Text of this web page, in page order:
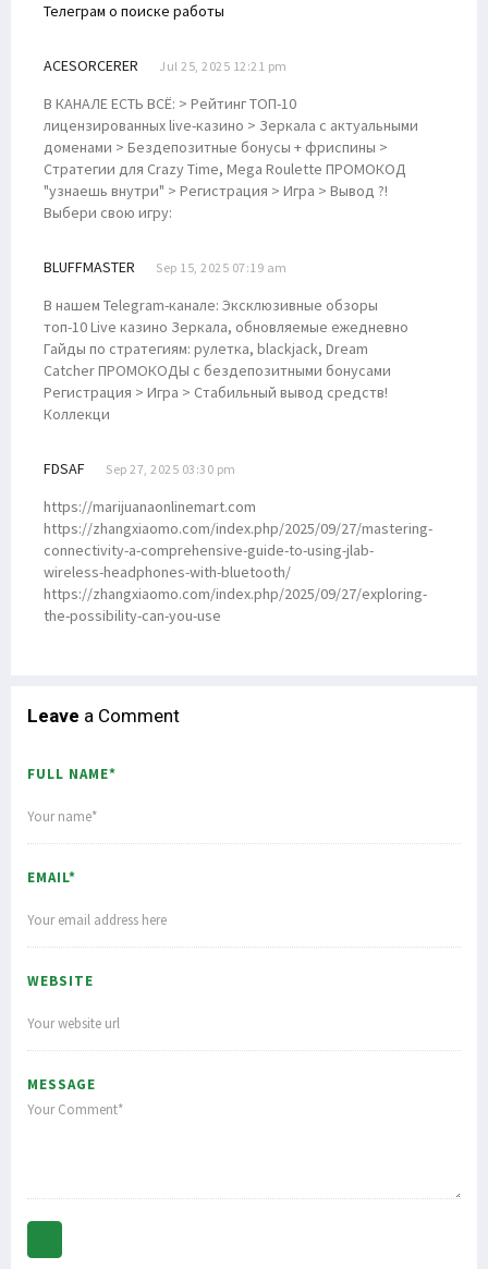
Телеграм о поиске работы
ACESORCERER Jul 25, 2025 12:21 pm
В КАНАЛЕ ЕСТЬ ВСЁ: > Рейтинг ТОП-10
лицензированных live-казино > Зеркала с актуальными
доменами > Бездепозитные бонусы + фриспины >
Стратегии для Crazy Time, Mega Roulette ПРОМОКОД
"узнаешь внутри" > Регистрация > Игра > Вывод ?!
Выбери свою игру:
BLUFFMASTER Sep 15, 2025 07:19 am
В нашем Telegram-канале: Эксклюзивные обзоры
топ-10 Live казино Зеркала, обновляемые ежедневно
Гайды по стратегиям: рулетка, blackjack, Dream
Catcher ПРОМОКОДЫ с бездепозитными бонусами
Регистрация > Игра > Стабильный вывод средств!
Коллекци
FDSAF Sep 27, 2025 03:30 pm
https://marijuanaonlinemart.com
https://zhangxiaomo.com/index.php/2025/09/27/mastering-
connectivity-a-comprehensive-guide-to-using-jlab-
wireless-headphones-with-bluetooth/
https://zhangxiaomo.com/index.php/2025/09/27/exploring-
the-possibility-can-you-use
Leave a Comment
FULL NAME*
EMAIL*
WEBSITE
MESSAGE